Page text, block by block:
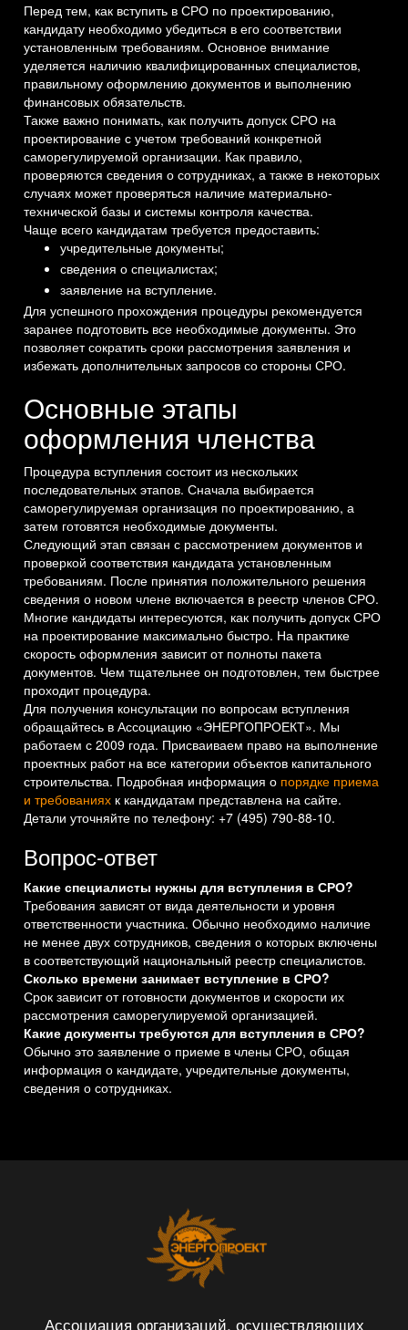
Перед тем, как вступить в СРО по проектированию,
кандидату необходимо убедиться в его соответствии
установленным требованиям. Основное внимание
уделяется наличию квалифицированных специалистов,
правильному оформлению документов и выполнению
финансовых обязательств.
Также важно понимать, как получить допуск СРО на
проектирование с учетом требований конкретной
саморегулируемой организации. Как правило,
проверяются сведения о сотрудниках, а также в некоторых
случаях может проверяться наличие материально-
технической базы и системы контроля качества.
Чаще всего кандидатам требуется предоставить:
учредительные документы;
сведения о специалистах;
заявление на вступление.
Для успешного прохождения процедуры рекомендуется
заранее подготовить все необходимые документы. Это
позволяет сократить сроки рассмотрения заявления и
избежать дополнительных запросов со стороны СРО.
Основные этапы
оформления членства
Процедура вступления состоит из нескольких
последовательных этапов. Сначала выбирается
саморегулируемая организация по проектированию, а
затем готовятся необходимые документы.
Следующий этап связан с рассмотрением документов и
проверкой соответствия кандидата установленным
требованиям. После принятия положительного решения
сведения о новом члене включается в реестр членов СРО.
Многие кандидаты интересуются, как получить допуск СРО
на проектирование максимально быстро. На практике
скорость оформления зависит от полноты пакета
документов. Чем тщательнее он подготовлен, тем быстрее
проходит процедура.
Для получения консультации по вопросам вступления
обращайтесь в Ассоциацию «ЭНЕРГОПРОЕКТ». Мы
работаем с 2009 года. Присваиваем право на выполнение
проектных работ на все категории объектов капитального
строительства. Подробная информация о порядке приема
и требованиях к кандидатам представлена на сайте.
Детали уточняйте по телефону: +7 (495) 790-88-10.
Вопрос-ответ
Какие специалисты нужны для вступления в СРО?
Требования зависят от вида деятельности и уровня
ответственности участника. Обычно необходимо наличие
не менее двух сотрудников, сведения о которых включены
в соответствующий национальный реестр специалистов.
Сколько времени занимает вступление в СРО?
Срок зависит от готовности документов и скорости их
рассмотрения саморегулируемой организацией.
Какие документы требуются для вступления в СРО?
Обычно это заявление о приеме в члены СРО, общая
информация о кандидате, учредительные документы,
сведения о сотрудниках.
Ассоциация организаций, осуществляющих